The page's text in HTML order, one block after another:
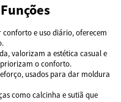
e uso diário, oferecem
valorizam a estética casual e
o conforto.
usados para dar moldura
como calcinha e sutiã que